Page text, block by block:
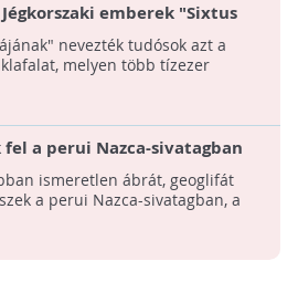
emberek "Sixtus
az amazonasi esőerdőben
nevezték tudósok azt a
melyen több tízezer
a perui Nazca-sivatagban
ismeretlen ábrát, geoglifát
a perui Nazca-sivatagban, a